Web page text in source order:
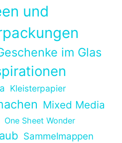
und
im Glas
Kleisterpapier
Mixed Media
One Sheet Wonder
Sammelmappen